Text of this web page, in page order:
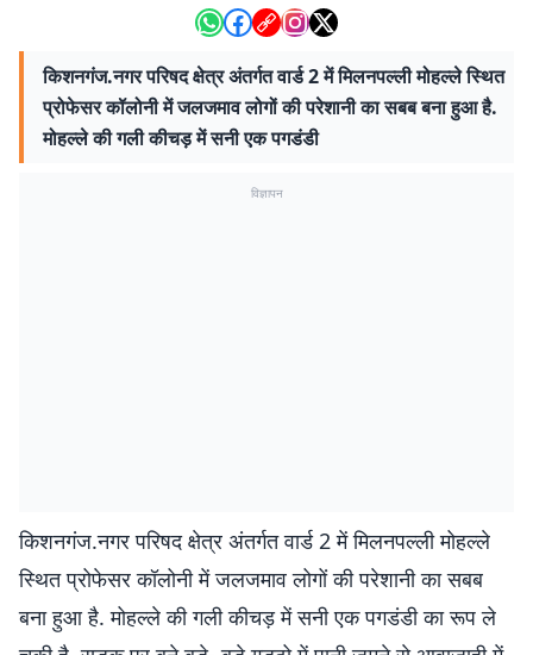
किशनगंज.नगर परिषद क्षेत्र अंतर्गत वार्ड 2 में मिलनपल्ली मोहल्ले स्थित
प्रोफेसर कॉलोनी में जलजमाव लोगों की परेशानी का सबब बना हुआ है.
मोहल्ले की गली कीचड़ में सनी एक पगडंडी
विज्ञापन
किशनगंज.नगर परिषद क्षेत्र अंतर्गत वार्ड 2 में मिलनपल्ली मोहल्ले
स्थित प्रोफेसर कॉलोनी में जलजमाव लोगों की परेशानी का सबब
बना हुआ है. मोहल्ले की गली कीचड़ में सनी एक पगडंडी का रूप ले